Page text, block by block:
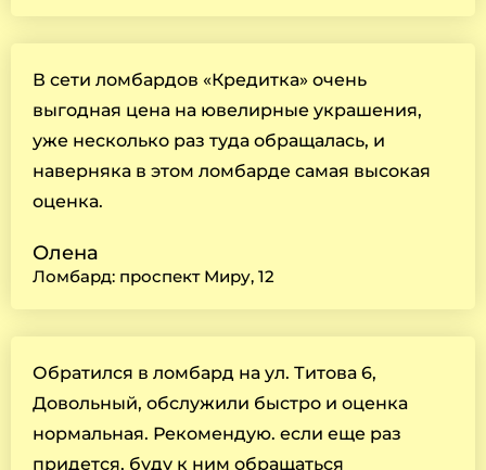
В сети ломбардов «Кредитка» очень
выгодная цена на ювелирные украшения,
уже несколько раз туда обращалась, и
наверняка в этом ломбарде самая высокая
оценка.
Олена
Ломбард: проспект Миру, 12
Обратился в ломбард на ул. Титова 6,
Довольный, обслужили быстро и оценка
нормальная. Рекомендую. если еще раз
придется, буду к ним обращаться